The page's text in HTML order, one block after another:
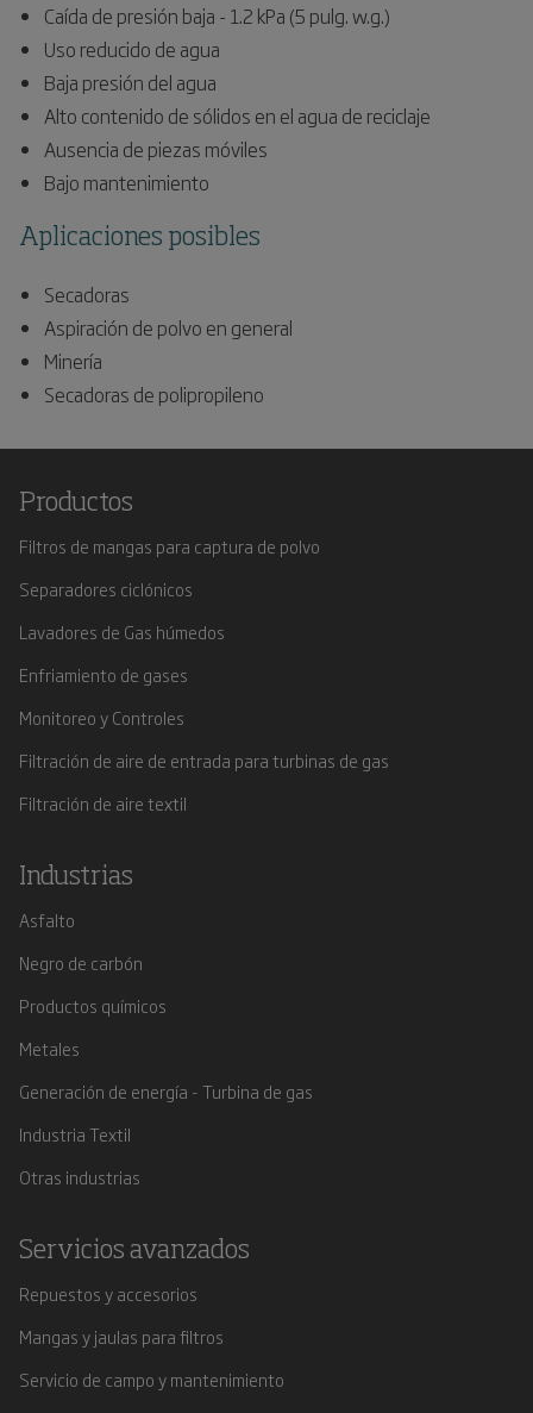
Caída de presión baja - 1.2 kPa (5 pulg. w.g.)
Uso reducido de agua
Baja presión del agua
Alto contenido de sólidos en el agua de reciclaje
Ausencia de piezas móviles
Bajo mantenimiento
Aplicaciones posibles
Secadoras
Aspiración de polvo en general
Minería
Secadoras de polipropileno
Productos
Filtros de mangas para captura de polvo
Separadores ciclónicos
Lavadores de Gas húmedos
Enfriamiento de gases
Monitoreo y Controles
Filtración de aire de entrada para turbinas de gas
Filtración de aire textil
Industrias
Asfalto
Negro de carbón
Productos químicos
Metales
Generación de energía - Turbina de gas
Industria Textil
Otras industrias
Servicios avanzados
Repuestos y accesorios
Mangas y jaulas para filtros
Servicio de campo y mantenimiento